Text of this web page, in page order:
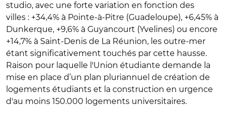
studio, avec une forte variation en fonction des
villes : +34,4% à Pointe-à-Pitre (Guadeloupe), +6,45% à
Dunkerque, +9,6% à Guyancourt (Yvelines) ou encore
+14,7% à Saint-Denis de La Réunion, les outre-mer
étant significativement touchés par cette hausse.
Raison pour laquelle l'Union étudiante demande la
mise en place d’un plan pluriannuel de création de
logements étudiants et la construction en urgence
d'au moins 150.000 logements universitaires.